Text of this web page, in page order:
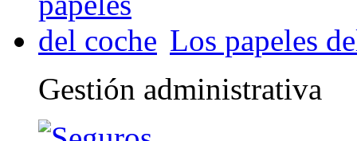
Los papeles
Gestión administrativa